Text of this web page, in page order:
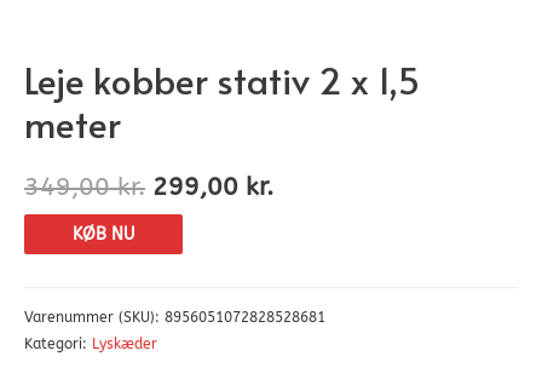
Leje kobber stativ 2 x 1,5
meter
349,00kr. 299,00 kr.
KØB NU
Varenummer (SKU): 8956051072828528681
Kategori: Lyskæder